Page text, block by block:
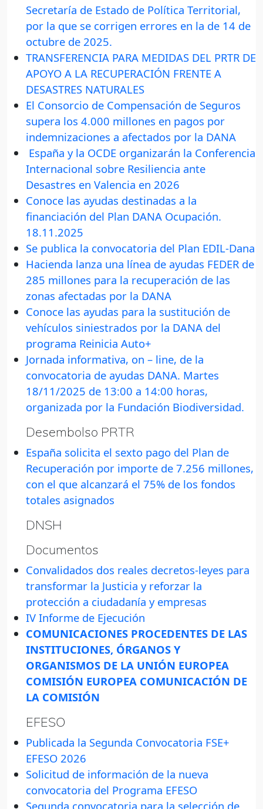
Secretaría de Estado de Política Territorial,
por la que se corrigen errores en la de 14 de
octubre de 2025.
TRANSFERENCIA PARA MEDIDAS DEL PRTR DE
APOYO A LA RECUPERACIÓN FRENTE A
DESASTRES NATURALES
El Consorcio de Compensación de Seguros
supera los 4.000 millones en pagos por
indemnizaciones a afectados por la DANA
España y la OCDE organizarán la Conferencia
Internacional sobre Resiliencia ante
Desastres en Valencia en 2026
Conoce las ayudas destinadas a la
financiación del Plan DANA Ocupación.
18.11.2025
Se publica la convocatoria del Plan EDIL-Dana
Hacienda lanza una línea de ayudas FEDER de
285 millones para la recuperación de las
zonas afectadas por la DANA
Conoce las ayudas para la sustitución de
vehículos siniestrados por la DANA del
programa Reinicia Auto+
Jornada informativa, on – line, de la
convocatoria de ayudas DANA. Martes
18/11/2025 de 13:00 a 14:00 horas,
organizada por la Fundación Biodiversidad.
Desembolso PRTR
España solicita el sexto pago del Plan de
Recuperación por importe de 7.256 millones,
con el que alcanzará el 75% de los fondos
totales asignados
DNSH
Documentos
Convalidados dos reales decretos-leyes para
transformar la Justicia y reforzar la
protección a ciudadanía y empresas
IV Informe de Ejecución
COMUNICACIONES PROCEDENTES DE LAS
INSTITUCIONES, ÓRGANOS Y
ORGANISMOS DE LA UNIÓN EUROPEA
COMISIÓN EUROPEA COMUNICACIÓN DE
LA COMISIÓN
EFESO
Publicada la Segunda Convocatoria FSE+
EFESO 2026
Solicitud de información de la nueva
convocatoria del Programa EFESO
Segunda convocatoria para la selección de